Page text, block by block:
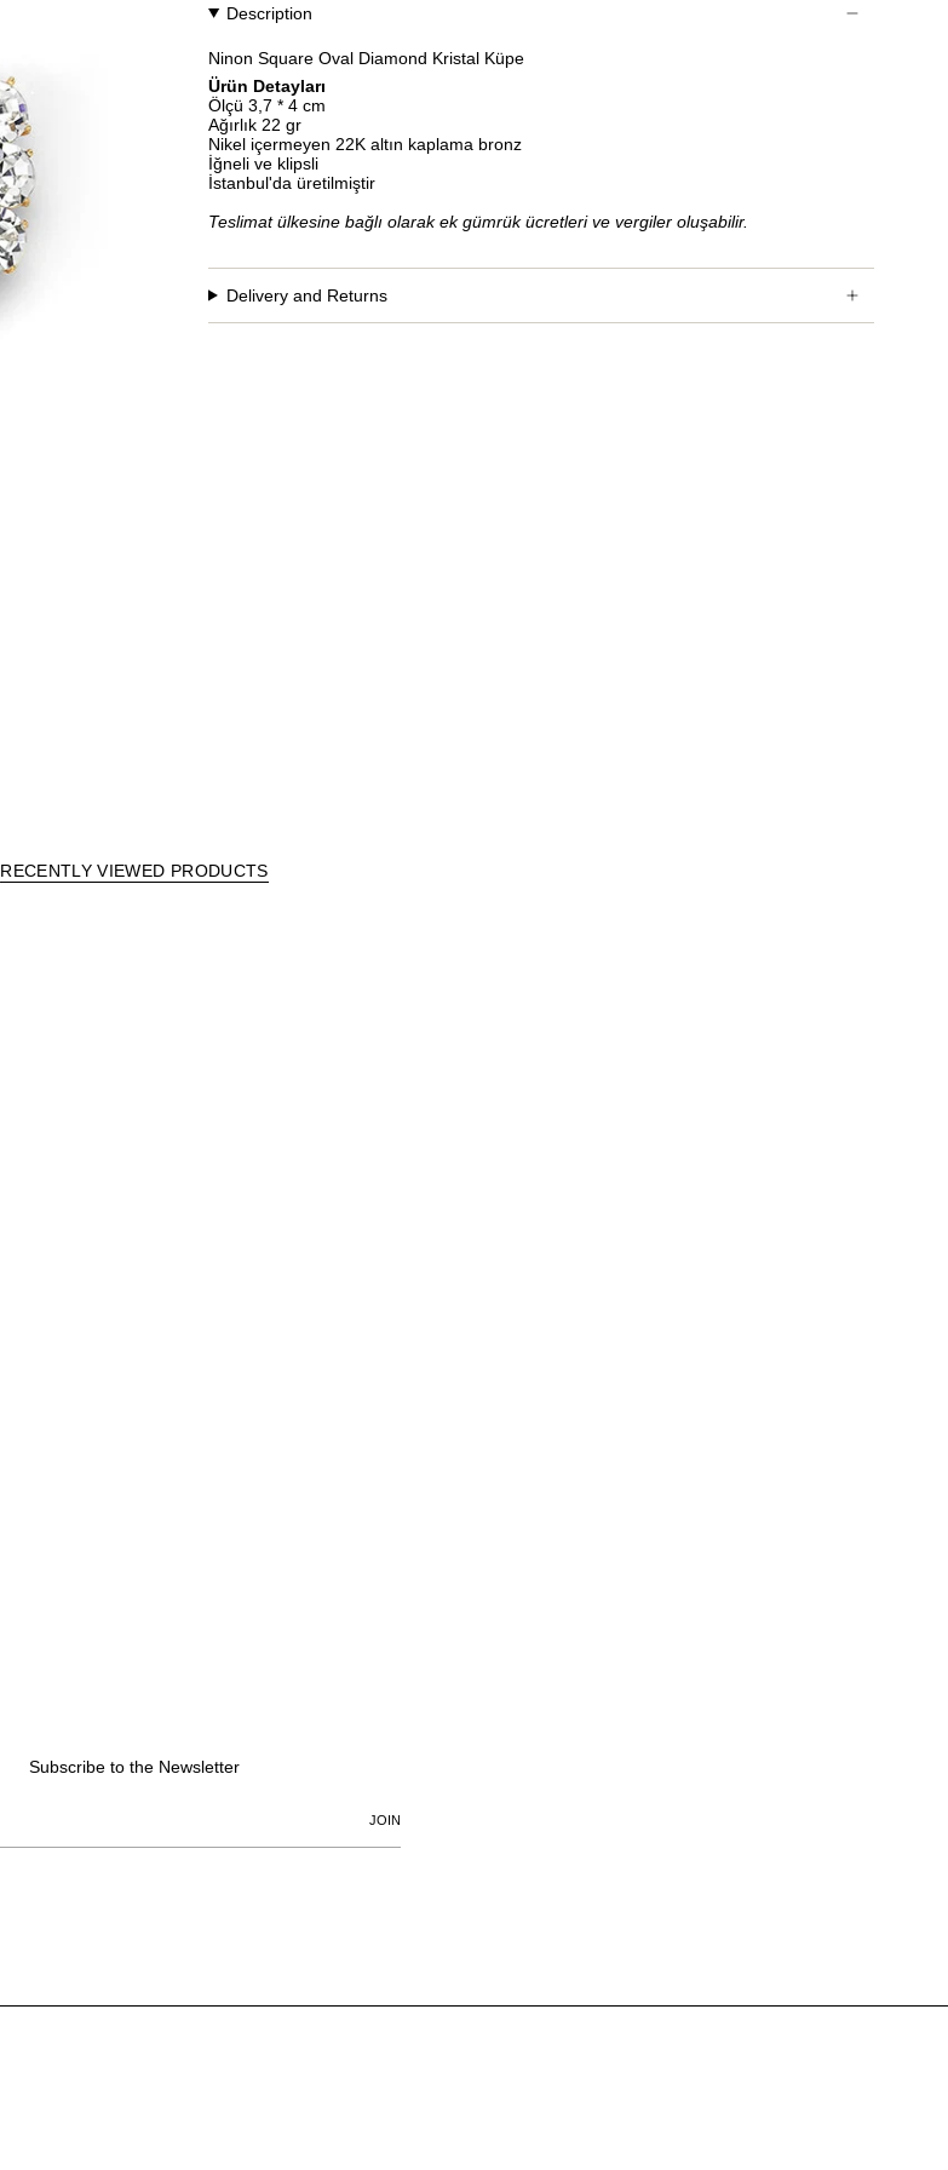
Description
Ninon Square Oval Diamond Kristal Küpe
Ürün Detayları
Ölçü 3,7 * 4 cm
Ağırlık 22 gr
Nikel içermeyen 22K altın kaplama bronz
İğneli ve klipsli
İstanbul'da üretilmiştir
Teslimat ülkesine bağlı olarak ek gümrük ücretleri ve vergiler oluşabilir.
Delivery and Returns
RECENTLY VIEWED PRODUCTS
Subscribe to the Newsletter
JOIN